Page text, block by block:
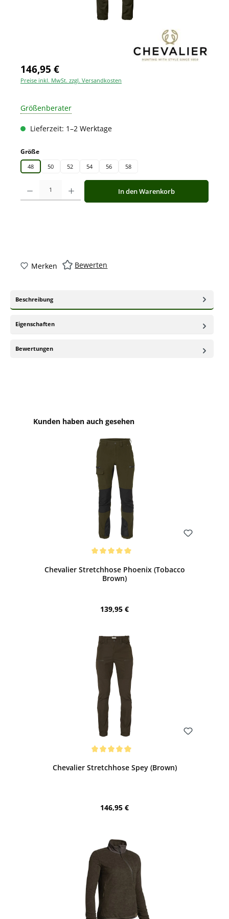
146,95 €
Preise inkl. MwSt. zzgl. Versandkosten
Größenberater
Lieferzeit: 1–2 Werktage
Größeauswählen
48 50 52 54 56 58
Produkt Anzahl: Gib den gewünschten Wert ein oder benutze die
In den Warenkorb
Merken Bewerten
Beschreibung
Eigenschaften
Bewertungen
Produktgalerie überspringen
Kunden haben auch gesehen
Chevalier Stretchhose Phoenix (Tobacco
Brown)
Regulärer Preis:
139,95 €
Chevalier Stretchhose Spey (Brown)
Regulärer Preis:
146,95 €